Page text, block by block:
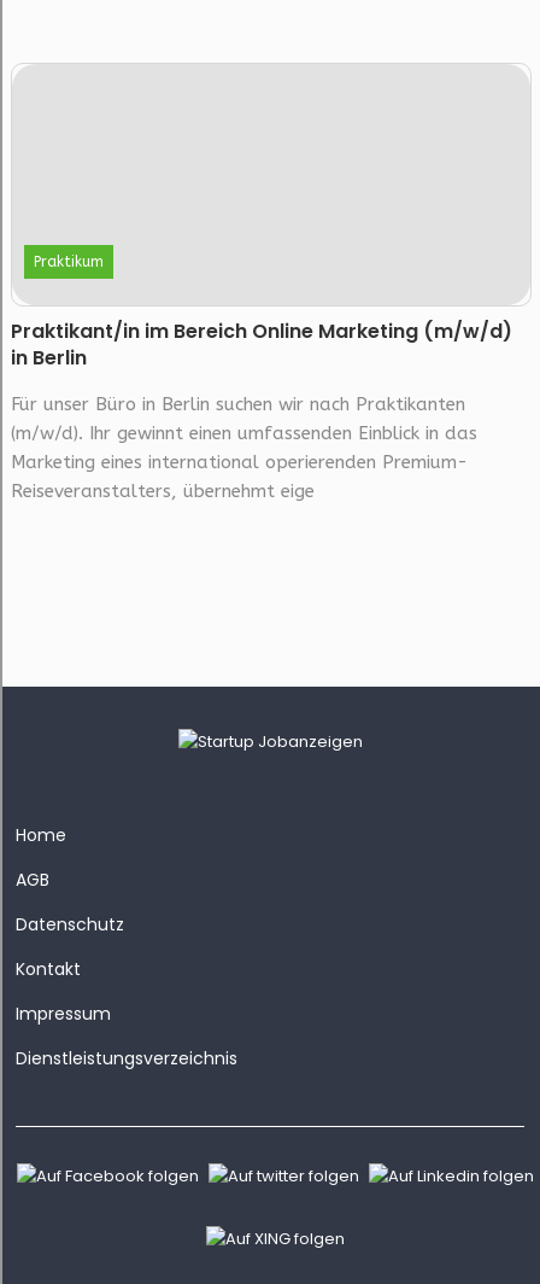
Praktikum
Prak­ti­kan­t/in im Be­reich On­line Mar­ke­ting (m/w/d)
in Berlin
Für unser Büro in Berlin suchen wir nach Praktikanten
(m/w/d). Ihr gewinnt einen umfassenden Einblick in das
Marketing eines international operierenden Premium-
Reiseveranstalters, übernehmt eige
Home
AGB
Datenschutz
Kontakt
Impressum
Dienstleistungsverzeichnis